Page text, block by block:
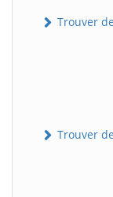
Trouver
Trouver